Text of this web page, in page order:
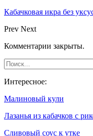
Кабачковая икра без
Prev Next
Комментарии закрыты.
Интересное:
Малиновый кули
Лазанья из кабачков с
Cливовый соус к утке